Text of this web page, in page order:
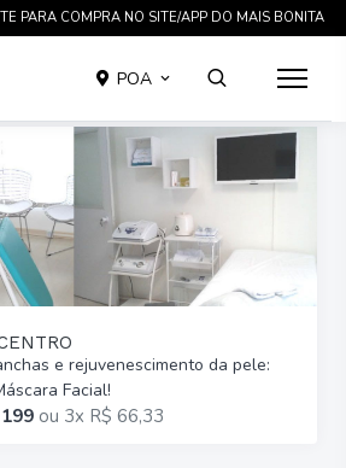
PARA COMPRA NO SITE/APP DO MAIS BONITA
POA
e rejuvenescimento da pele:
Facial!
ou 3x R$ 66,33